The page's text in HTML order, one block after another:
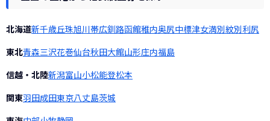
北海道新千歳丘珠旭川 帯広釧路函館稚内奥尻中標津女満別紋別利尻
東北青森三沢花巻仙台秋田大館山形庄内福島
信越・北陸新潟富山小松能登松本
関東羽田成田東京八丈島茨城